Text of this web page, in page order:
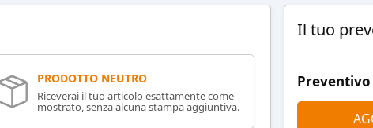
PRODOTTO NEUTRO
Riceverai il tuo articolo esattamente come
mostrato, senza alcuna stampa aggiuntiva.
Il tuo